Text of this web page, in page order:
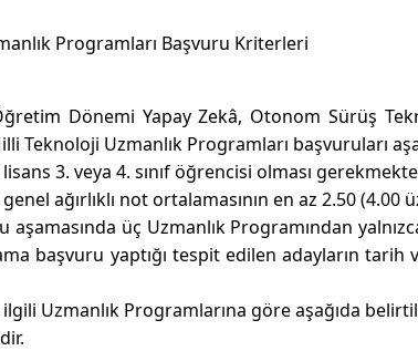
Programları Başvuru Kriterleri
Dönemi Yapay Zekâ, Otonom Sürüş
Teknoloji Uzmanlık Programları başvuruları
3. veya 4. sınıf öğrencisi olması
ağırlıklı not ortalamasının en az 2.50
aşamasında üç Uzmanlık Programından
başvuru yaptığı tespit edilen adayların tarih
ilgili Uzmanlık Programlarına göre aşağıda